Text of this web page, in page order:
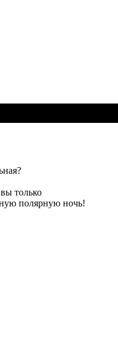
только
полярную ночь!